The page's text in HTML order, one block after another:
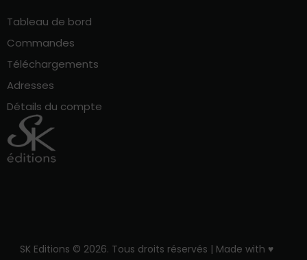
Tableau de bord
Commandes
Téléchargements
Adresses
Détails du compte
SK Editions © 2026. Tous droits réservés | Made with ♥